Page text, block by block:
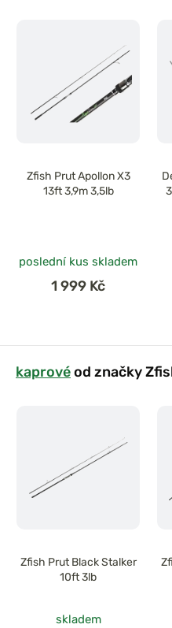
Zfish Prut Apollon X3
13ft 3,9m 3,5lb
poslední kus skladem
1 999 Kč
kaprovéod značky
Zfish Prut Black Stalker
10ft 3lb
skladem